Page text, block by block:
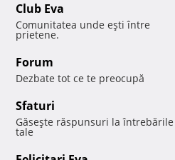
Club Eva
Comunitatea unde eşti între
prietene.
Forum
Dezbate tot ce te preocupă
Sfaturi
Găseşte răspunsuri la întrebările
tale